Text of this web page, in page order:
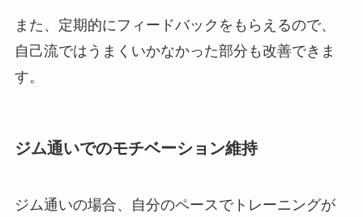
また、定期的にフィードバックをもらえるので、
自己流ではうまくいかなかった部分も改善できま
す。
ジム通いでのモチベーション維持
ジム通いの場合、自分のペースでトレーニングが